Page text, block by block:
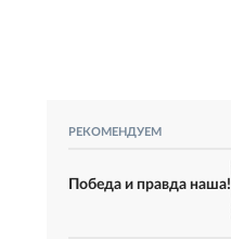
РЕКОМЕНДУЕМ
Победа и правда наша!